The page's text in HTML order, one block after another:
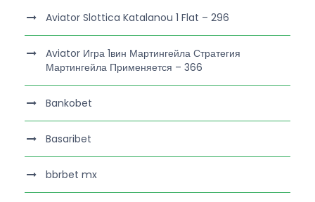
Aviator Slottica Katalanou 1 Flat – 296
Aviator Игра 1вин Мартингейла Стратегия
Мартингейла Применяется – 366
Bankobet
Basaribet
bbrbet mx